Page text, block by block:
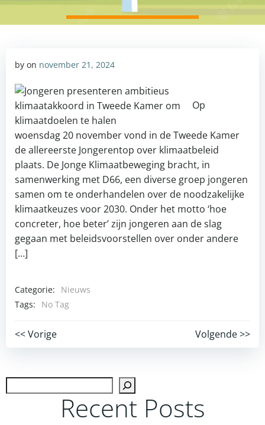
by on november 21, 2024
Op
woensdag 20 november vond in de Tweede Kamer
de allereerste Jongerentop over klimaatbeleid
plaats. De Jonge Klimaatbeweging bracht, in
samenwerking met D66, een diverse groep jongeren
samen om te onderhandelen over de noodzakelijke
klimaatkeuzes voor 2030. Onder het motto ‘hoe
concreter, hoe beter’ zijn jongeren aan de slag
gegaan met beleidsvoorstellen over onder andere
[…]
Categorie:
Nieuws
Tags:
No Tag
Post
navigation
<< Vorige
Post
navigation
Volgende >>
Recent Posts